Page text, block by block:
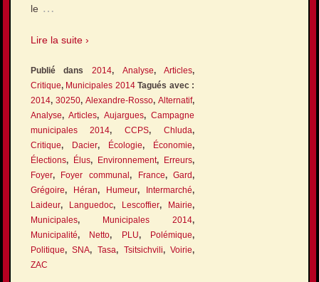
le …
Lire la suite ›
Publié dans 2014, Analyse,Articles,
Critique, Municipales 2014Tagués avec :
2014, 30250, Alexandre-Rosso,Alternatif,
Analyse,Articles,Aujargues,Campagne
municipales 2014,CCPS,Chluda,
Critique, Dacier, Écologie, Économie,
Élections, Élus, Environnement, Erreurs,
Foyer, Foyer communal , France,Gard,
Grégoire, Héran, Humeur, Intermarché,
Laideur, Languedoc, Lescoffier, Mairie,
Municipales, Municipales 2014,
Municipalité, Netto, PLU, Polémique,
Politique,SNA, Tasa, Tsitsichvili,Voirie,
ZAC